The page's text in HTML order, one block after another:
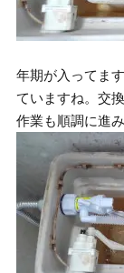
年期が入ってま
ていますね。交換
作業も順調に進